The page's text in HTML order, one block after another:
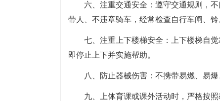
六、注重交通安全：遵守交通规则，
带人、不违章骑车，经常检查自行车闸、铃
七、注重上下楼梯安全：上下楼梯自
即停止上下并实施帮助。
八、防止器械伤害：不携带易燃、易
九、上体育课或课外活动时，严格按